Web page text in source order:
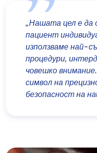
„Нашата цел е да
пациент
използваме най-
процедури,
човешко
символ на
безопасност на